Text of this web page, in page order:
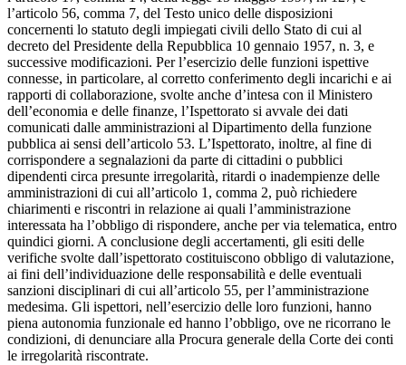
l’articolo 56, comma 7, del Testo unico delle disposizioni
concernenti lo statuto degli impiegati civili dello Stato di cui al
decreto del Presidente della Repubblica 10 gennaio 1957, n. 3, e
successive modificazioni. Per l’esercizio delle funzioni ispettive
connesse, in particolare, al corretto conferimento degli incarichi e ai
rapporti di collaborazione, svolte anche d’intesa con il Ministero
dell’economia e delle finanze, l’Ispettorato si avvale dei dati
comunicati dalle amministrazioni al Dipartimento della funzione
pubblica ai sensi dell’articolo 53. L’Ispettorato, inoltre, al fine di
corrispondere a segnalazioni da parte di cittadini o pubblici
dipendenti circa presunte irregolarità, ritardi o inadempienze delle
amministrazioni di cui all’articolo 1, comma 2, può richiedere
chiarimenti e riscontri in relazione ai quali l’amministrazione
interessata ha l’obbligo di rispondere, anche per via telematica, entro
quindici giorni. A conclusione degli accertamenti, gli esiti delle
verifiche svolte dall’ispettorato costituiscono obbligo di valutazione,
ai fini dell’individuazione delle responsabilità e delle eventuali
sanzioni disciplinari di cui all’articolo 55, per l’amministrazione
medesima. Gli ispettori, nell’esercizio delle loro funzioni, hanno
piena autonomia funzionale ed hanno l’obbligo, ove ne ricorrano le
condizioni, di denunciare alla Procura generale della Corte dei conti
le irregolarità riscontrate.